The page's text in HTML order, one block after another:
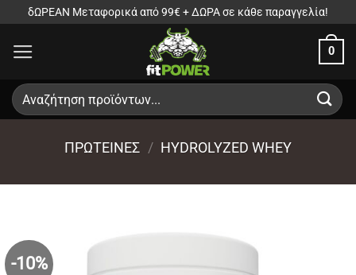
Μετάβαση
περιεχόμενο
δΩΡΕΑΝ Μεταφορικά από 99€ + ΔΩΡΑ σε κάθε παραγγελία!
0
Αναζήτηση
για:
ΠΡΩΤΕΙΝΕΣ / HYDROLYZED WHEY
-10%